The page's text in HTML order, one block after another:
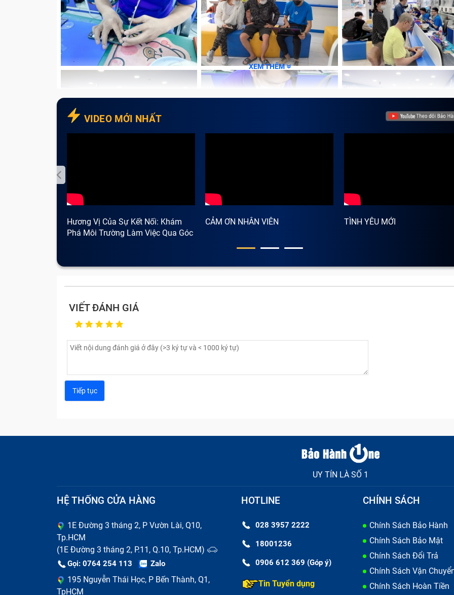
XEM THÊM
VIDEO MỚI NHẤT
Hương Vị Của Sự Kết Nối: Khám
Phá Môi Trường Làm Việc Qua Góc
CẢM ƠN NHÂN VIÊN TÌNH YÊU MỚI
VIẾT ĐÁNH GIÁ
UY TÍN LÀ SỐ 1
HỆ THỐNG CỬA HÀNG
1E Đường 3 tháng 2, P Vườn Lài, Q10,
Tp.HCM
(1E Đường 3 tháng 2, P.11, Q.10, Tp.HCM)
Gọi: 0764 254 113 Zalo
195 Nguyễn Thái Học, P Bến Thành, Q1,
TpHCM
HOTLINE
028 3957 2222
18001236
0906 612 369 (Góp ý)
Tin Tuyển dụng
CHÍNH SÁCH
Chính Sách Bảo Hành
Chính Sách Bảo Mật
Chính Sách Đổi Trả
Chính Sách Vận
Chính Sách Hoàn Tiền